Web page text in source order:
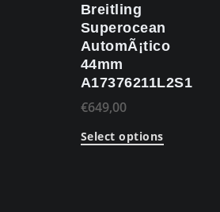
Breitling
Superocean
AutomÃ¡tico
44mm
A17376211L2S1
€649,00
Select options